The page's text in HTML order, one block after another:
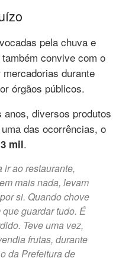
pela chuva e
convive com o
durante
órgãos públicos.
anos, diversos produtos
das ocorrências, o
mil.
ir ao restaurante,
mais nada, levam
si. Quando chove
guardar tudo. É
Teve uma vez,
frutas, durante
da Prefeitura de